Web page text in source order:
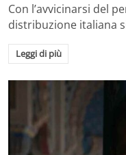
Con l’avvicinarsi del
distribuzione italiana
Leggi di più